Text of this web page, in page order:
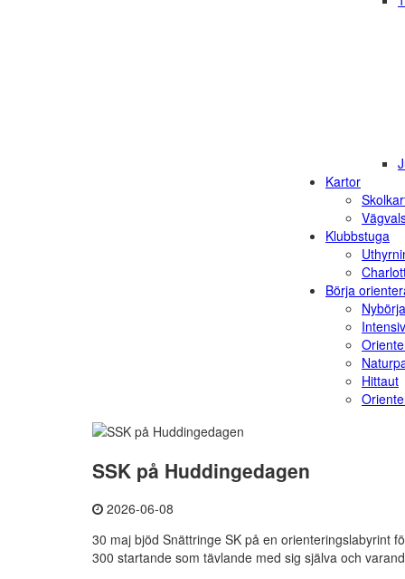
Kartor
Klubbstuga
Börja
Hittaut
SSK på Huddingedagen
2026-06-08
30 maj bjöd Snättringe SK på en orienteringslabyrint
300 startande som tävlande med sig själva och